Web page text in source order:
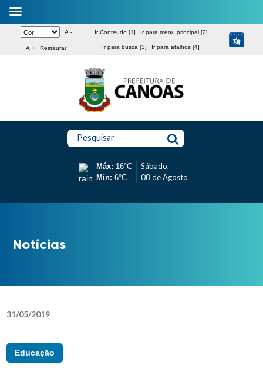
A -
A + Restaurar
Ir Conteudo [1] Ir para menu principal [2]
Ir para busca [3] Ir para atalhos [4]
Pesquisar
Máx: 16°C
Mín: 6°C
Sábado,
08 de Agosto
Notícias
31/05/2019
Educação